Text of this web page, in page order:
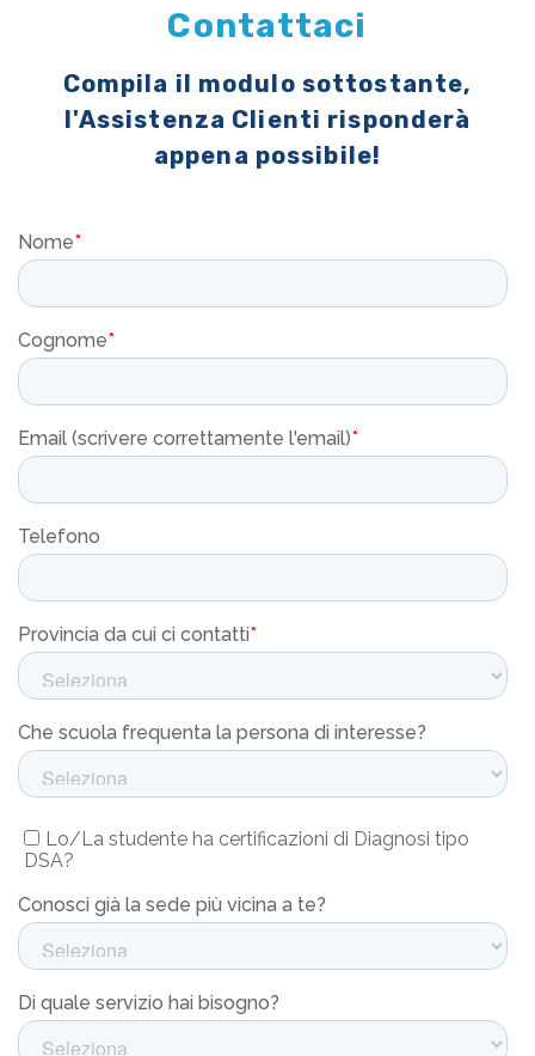
Contattaci
Compila il modulo sottostante,
l'Assistenza Clienti risponderà
appena possibile!